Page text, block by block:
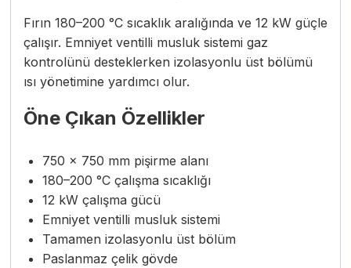
Fırın 180–200 °C sıcaklık aralığında ve 12 kW güçle
çalışır. Emniyet ventilli musluk sistemi gaz
kontrolünü desteklerken izolasyonlu üst bölümü
ısı yönetimine yardımcı olur.
Öne Çıkan Özellikler
750 × 750 mm pişirme alanı
180–200 °C çalışma sıcaklığı
12 kW çalışma gücü
Emniyet ventilli musluk sistemi
Tamamen izolasyonlu üst bölüm
Paslanmaz çelik gövde